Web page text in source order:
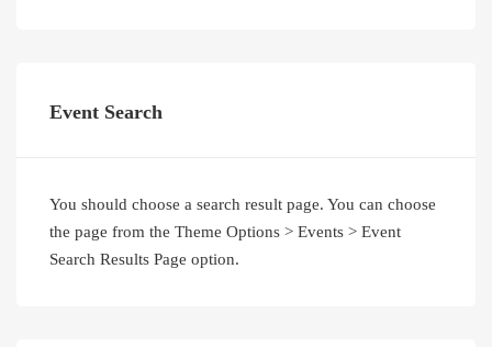
Event Search
You should choose a search result page. You can choose
the page from the Theme Options > Events > Event
Search Results Page option.